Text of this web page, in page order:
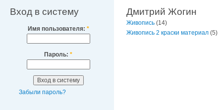
Вход в систему
Имя пользователя: *
Пароль: *
Забыли пароль?
Дмитрий Жогин
Живопись (14)
Живопись 2 краски материал (5)